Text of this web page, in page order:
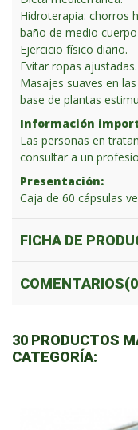
Hidroterapia: chorros
baño de medio
Ejercicio físico diario.
Evitar ropas ajustadas.
Masajes suaves en
base de plantas
Información
Las personas en
consultar a un
Presentación:
Caja de 60 cápsulas
FICHA DE
30 PRODUCTOS
CATEGORÍA: